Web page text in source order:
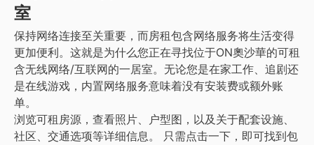
室
保持网络连接至关重要，而房租包含网络服务将生活变得
更加便利。这就是为什么您正在寻找位于ON奧沙華的可租
含无线网络/互联网的一居室。无论您是在家工作、追剧还
是在线游戏，内置网络服务意味着没有安装费或额外账
单。
浏览可租房源，查看照片、户型图，以及关于配套设施、
社区、交通选项等详细信息。
只需点击一下，即可找到包